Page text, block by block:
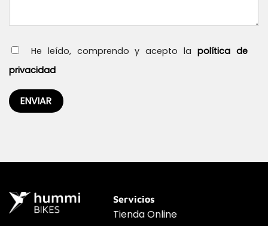
He leído, comprendo y acepto lapolítica de
privacidad
Servicios
Tienda Online